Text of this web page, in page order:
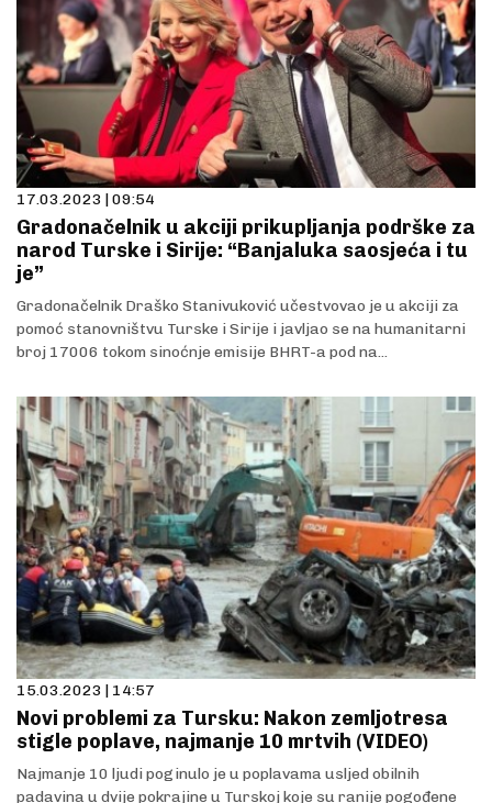
17.03.2023 | 09:54
Gradonačelnik u akciji prikupljanja podrške za
narod Turske i Sirije: “Banjaluka saosjeća i tu
je”
Gradonačelnik Draško Stanivuković učestvovao je u akciji za
pomoć stanovništvu Turske i Sirije i javljao se na humanitarni
broj 17006 tokom sinoćnje emisije BHRT-a pod na...
15.03.2023 | 14:57
Novi problemi za Tursku: Nakon zemljotresa
stigle poplave, najmanje 10 mrtvih (VIDEO)
Najmanje 10 ljudi poginulo je u poplavama usljed obilnih
padavina u dvije pokrajine u Turskoj koje su ranije pogođene